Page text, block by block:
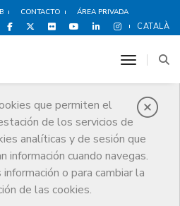
CONTACTO ÁREA PRIVADA
CATALÀ
que permiten el
de los servicios de
analíticas y de sesión que
información cuando navegas.
información o para cambiar la
de las cookies.
toggle
Edició 2010